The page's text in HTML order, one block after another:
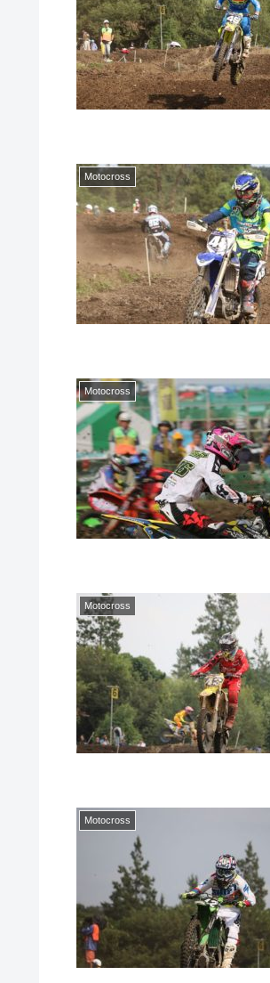
Motocross
Motocross
Motocross
Motocross